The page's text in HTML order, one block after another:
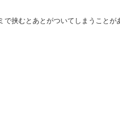
挟むとあとがついてしまうことが